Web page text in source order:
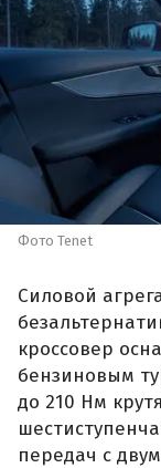
Фото Tenet
Силовой
кроссовер
бензиновым
до 210 Нм
передач с